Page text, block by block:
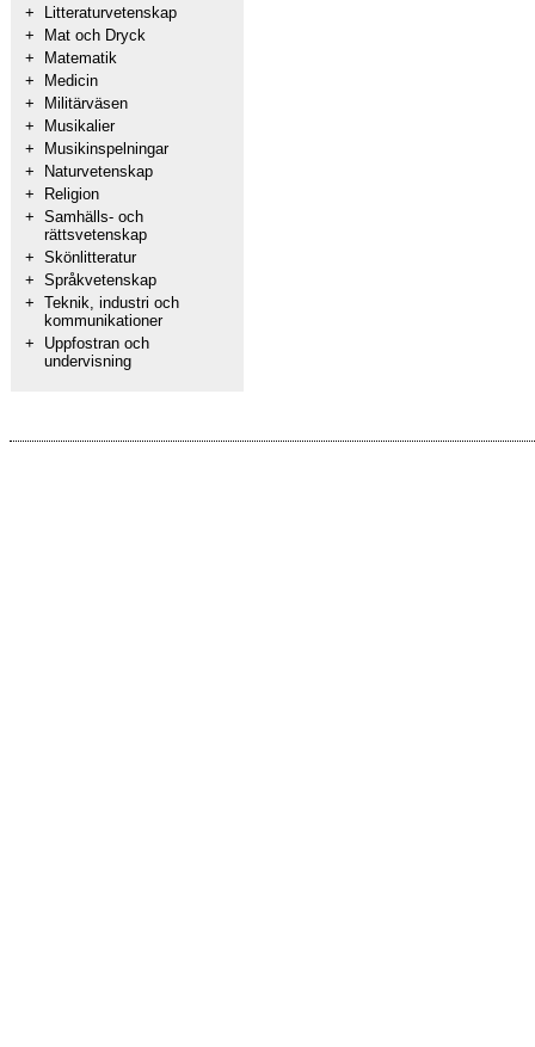
+
Litteraturvetenskap
+
Mat och Dryck
+
Matematik
+
Medicin
+
Militärväsen
+
Musikalier
+
Musikinspelningar
+
Naturvetenskap
+
Religion
+ Samhälls- och
rättsvetenskap
+ Skönlitteratur
+ Språkvetenskap
+ Teknik, industri och
kommunikationer
+
Uppfostran och
undervisning